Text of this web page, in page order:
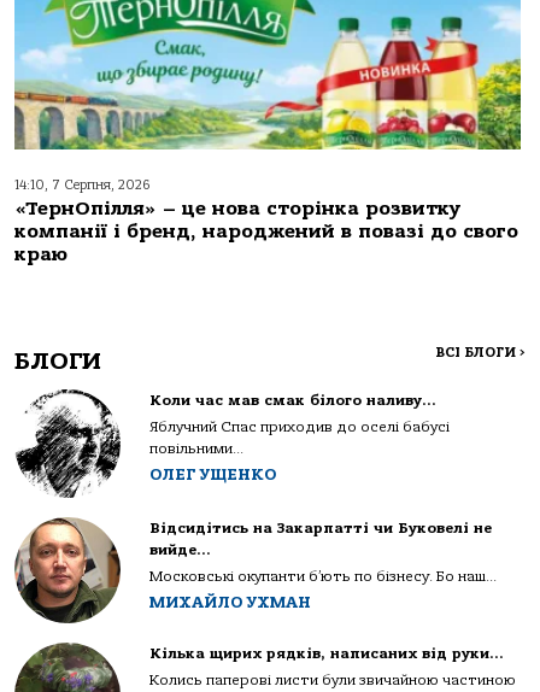
14:10, 7 Серпня, 2026
«ТернОпілля» – це нова сторінка розвитку
компанії і бренд, народжений в повазі до свого
краю
БЛОГИ ВСІ БЛОГИ >
Коли час мав смак білого наливу…
Яблучний Спас приходив до оселі бабусі
повільними...
ОЛЕГ УЩЕНКО
Відсидітись на Закарпатті чи Буковелі не
вийде…
Московські окупанти б’ють по бізнесу. Бо наш...
МИХАЙЛО УХМАН
Кілька щирих рядків, написаних від руки…
Колись паперові листи були звичайною частиною